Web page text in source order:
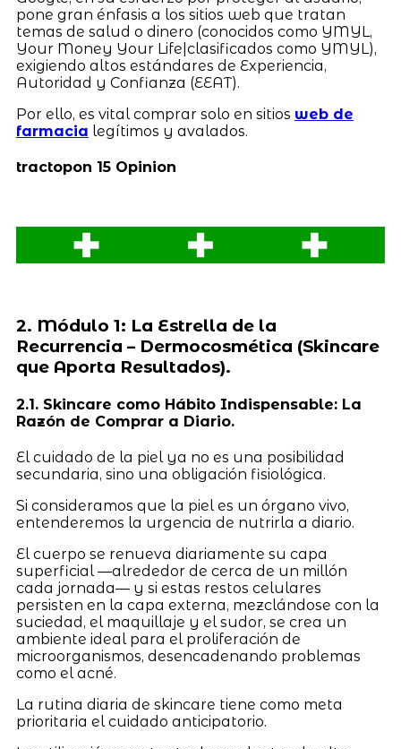
pone gran énfasis a los sitios web que tratan
temas de salud o dinero (conocidos como YMYL,
Your Money Your Life|clasificados como YMYL),
exigiendo altos estándares de Experiencia,
Autoridad y Confianza (EEAT).
Por ello, es vital comprar solo en sitios web de
farmacia legítimos y avalados.
tractopon 15 Opinion
2. Módulo 1: La Estrella de la
Recurrencia – Dermocosmética (Skincare
que Aporta Resultados).
2.1. Skincare como Hábito Indispensable: La
Razón de Comprar a Diario.
El cuidado de la piel ya no es una posibilidad
secundaria, sino una obligación fisiológica.
Si consideramos que la piel es un órgano vivo,
entenderemos la urgencia de nutrirla a diario.
El cuerpo se renueva diariamente su capa
superficial —alrededor de cerca de un millón
cada jornada— y si estas restos celulares
persisten en la capa externa, mezclándose con la
suciedad, el maquillaje y el sudor, se crea un
ambiente ideal para el proliferación de
microorganismos, desencadenando problemas
como el acné.
La rutina diaria de skincare tiene como meta
prioritaria el cuidado anticipatorio.